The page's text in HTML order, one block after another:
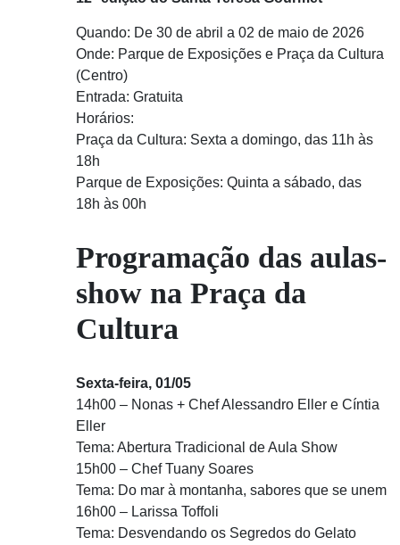
Quando: De 30 de abril a 02 de maio de 2026
Onde: Parque de Exposições e Praça da Cultura
(Centro)
Entrada: Gratuita
Horários:
Praça da Cultura: Sexta a domingo, das 11h às
18h
Parque de Exposições: Quinta a sábado, das
18h às 00h
Programação das aulas-
show na Praça da
Cultura
Sexta-feira, 01/05
14h00 – Nonas + Chef Alessandro Eller e Cíntia
Eller
Tema: Abertura Tradicional de Aula Show
15h00 – Chef Tuany Soares
Tema: Do mar à montanha, sabores que se unem
16h00 – Larissa Toffoli
Tema: Desvendando os Segredos do Gelato